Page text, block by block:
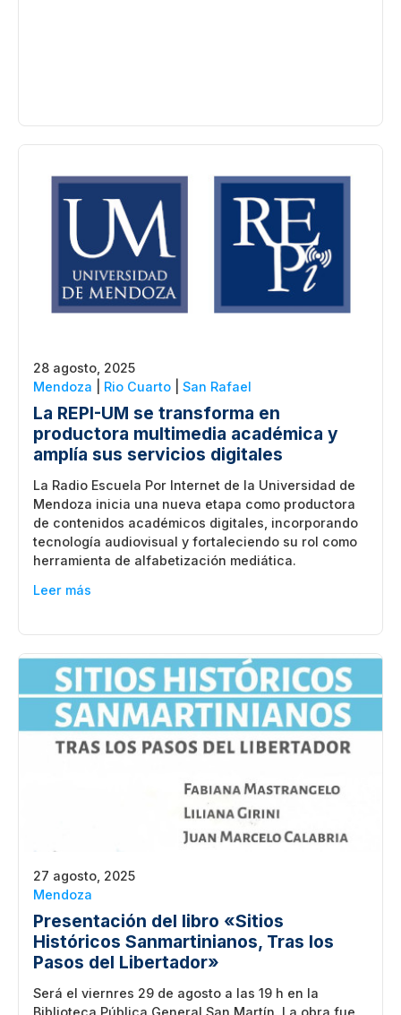
28 agosto, 2025
Mendoza
Rio Cuarto San Rafael
La REPI-UM se transforma en
productora multimedia académica y
amplía sus servicios digitales
La Radio Escuela Por Internet de la Universidad de
Mendoza inicia una nueva etapa como productora
de contenidos académicos digitales, incorporando
tecnología audiovisual y fortaleciendo su rol como
herramienta de alfabetización mediática.
Leer más
27 agosto, 2025
Mendoza
Presentación del libro «Sitios
Históricos Sanmartinianos, Tras los
Pasos del Libertador»
Será el viernres 29 de agosto a las 19 h en la
Biblioteca Pública General San Martín. La obra fue